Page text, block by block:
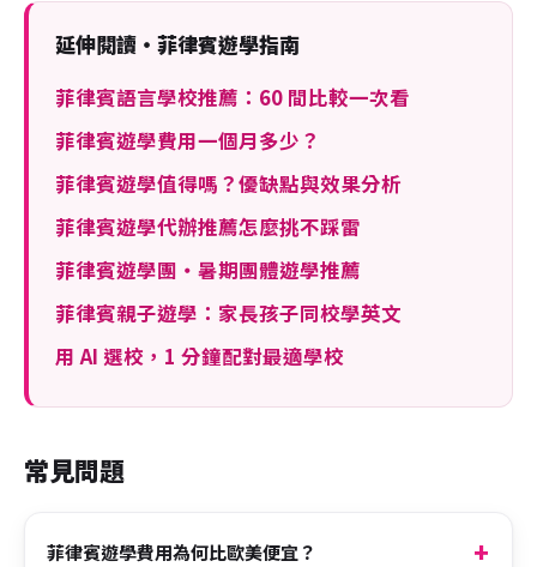
延伸閱讀・菲律賓遊學指南
菲律賓語言學校推薦：60 間比較一次看
菲律賓遊學費用一個月多少？
菲律賓遊學值得嗎？優缺點與效果分析
菲律賓遊學代辦推薦怎麼挑不踩雷
菲律賓遊學團・暑期團體遊學推薦
菲律賓親子遊學：家長孩子同校學英文
用 AI 選校，1 分鐘配對最適學校
常見問題
菲律賓遊學費用為何比歐美便宜？